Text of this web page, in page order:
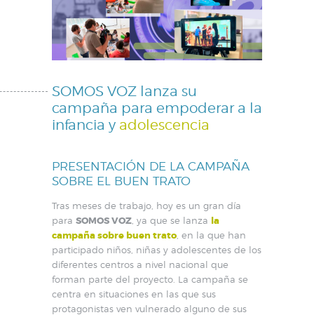
SOMOS VOZ lanza su
campaña para empoderar a la
infancia y adolescencia
PRESENTACIÓN DE LA CAMPAÑA
SOBRE EL BUEN TRATO
Tras meses de trabajo, hoy es un gran día
para SOMOS VOZ , ya que se lanza la
campaña sobre buen trato , en la que han
participado niños, niñas y adolescentes de los
diferentes centros a nivel nacional que
forman parte del proyecto. La campaña se
centra en situaciones en las que sus
protagonistas ven vulnerado alguno de sus